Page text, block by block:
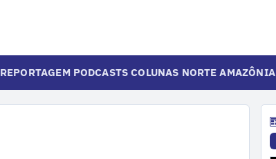
REPORTAGEM PODCASTS COLUNAS NORTE AMAZÔNIA